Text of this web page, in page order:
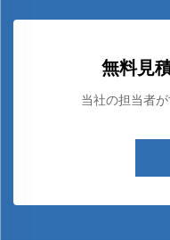
無料見
当社の担当者